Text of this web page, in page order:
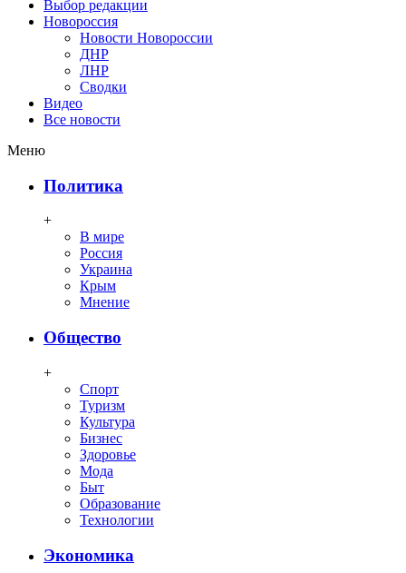
Выбор редакции
Новороссия
Новости Новороссии
ДНР
ЛНР
Сводки
Видео
Все новости
Меню
Политика
+
В мире
Россия
Украина
Крым
Мнение
Общество
+
Спорт
Туризм
Культура
Бизнес
Здоровье
Мода
Быт
Образование
Технологии
Экономика